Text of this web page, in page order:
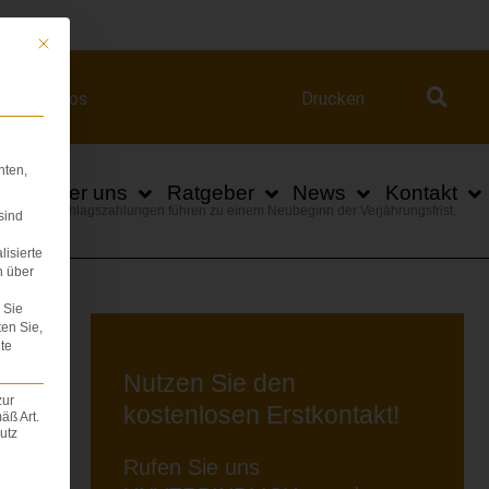
Videos Drucken
Über uns Ratgeber News Kontakt
Abschlagszahlungen führen zu einem Neubeginn der Verjährungsfrist.
Nutzen Sie den
kostenlosen Erstkontakt!
Rufen Sie uns
Mit diesem Button wird der Dialog geschlossen. Seine Funktionalität ist
über
Sie
Sie,
Art.